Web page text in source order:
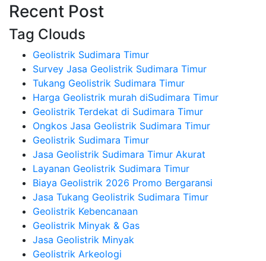
Recent Post
Tag Clouds
Geolistrik Sudimara Timur
Survey Jasa Geolistrik Sudimara Timur
Tukang Geolistrik Sudimara Timur
Harga Geolistrik murah diSudimara Timur
Geolistrik Terdekat di Sudimara Timur
Ongkos Jasa Geolistrik Sudimara Timur
Geolistrik Sudimara Timur
Jasa Geolistrik Sudimara Timur Akurat
Layanan Geolistrik Sudimara Timur
Biaya Geolistrik 2026 Promo Bergaransi
Jasa Tukang Geolistrik Sudimara Timur
Geolistrik Kebencanaan
Geolistrik Minyak & Gas
Jasa Geolistrik Minyak
Geolistrik Arkeologi